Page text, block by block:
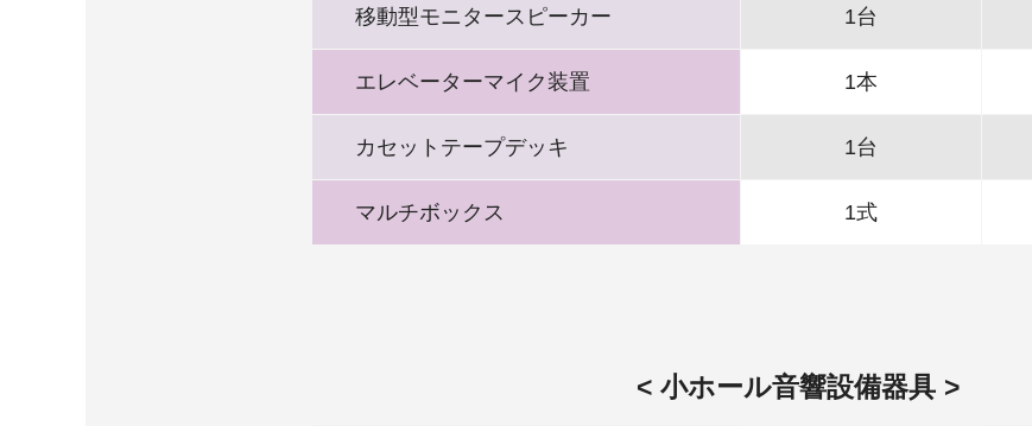
移動型モニタースピーカー 1台
エレベーターマイク装置 1本
カセットテープデッキ 1台
マルチボックス 1式
小ホール音響設備器具